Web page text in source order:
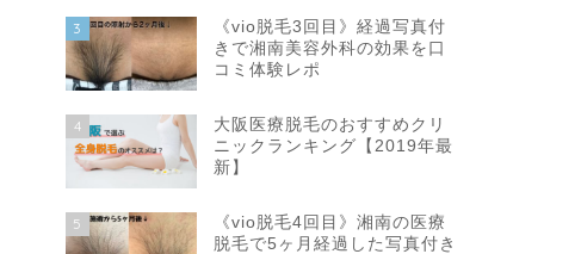
3
《vio脱毛3回目》経過写真付
きで湘南美容外科の効果を口
コミ体験レポ
4
大阪医療脱毛のおすすめクリ
ニックランキング【2019年最
新】
5
《vio脱毛4回目》湘南の医療
脱毛で5ヶ月経過した写真付き